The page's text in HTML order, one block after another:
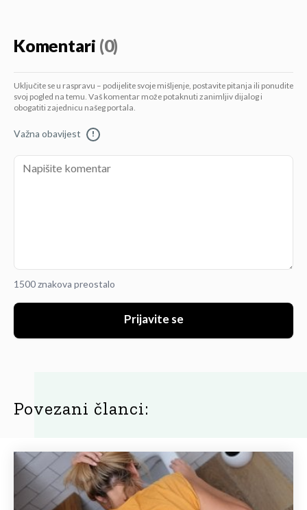
Komentari (0)
Uključite se u raspravu – podijelite svoje mišljenje, postavite pitanja ili ponudite
svoj pogled na temu. Vaš komentar može potaknuti zanimljiv dijalog i
obogatiti zajednicu našeg portala.
Važna obavijest !
1500 znakova preostalo
Prijavite se
Povezani članci: